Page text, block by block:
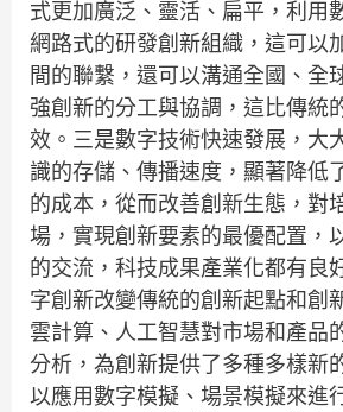
式更加廣泛、靈活、扁平，利用
網路式的研發創新組織，這可以
間的聯繫，還可以溝通全國、全
強創新的分工與協調，這比傳統
效。三是數字技術快速發展，大
識的存儲、傳播速度，顯著降低
的成本，從而改善創新生態，對
場，實現創新要素的最優配置，
的交流，科技成果產業化都有良
字創新改變傳統的創新起點和創
雲計算、人工智慧對市場和產品
分析，為創新提供了多種多樣新
以應用數字模擬、場景模擬來進